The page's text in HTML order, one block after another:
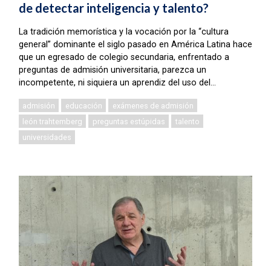
de detectar inteligencia y talento?
La tradición memorística y la vocación por la “cultura
general” dominante el siglo pasado en América Latina hace
que un egresado de colegio secundaria, enfrentado a
preguntas de admisión universitaria, parezca un
incompetente, ni siquiera un aprendiz del uso del...
admisión educación
exámenes de admisión
león trahtemberg
preguntas estúpidas
talento
universidades